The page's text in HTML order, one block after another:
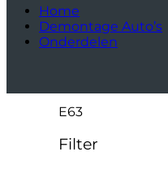
Home
Demontage Auto’s
Onderdelen
E63
Filter